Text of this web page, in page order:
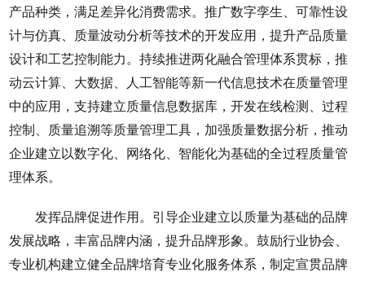
产品种类，满足差异化消费需求。推广数字孪生、可靠性设
计与仿真、质量波动分析等技术的开发应用，提升产品质量
设计和工艺控制能力。持续推进两化融合管理体系贯标，推
动云计算、大数据、人工智能等新一代信息技术在质量管理
中的应用，支持建立质量信息数据库，开发在线检测、过程
控制、质量追溯等质量管理工具，加强质量数据分析，推动
企业建立以数字化、网络化、智能化为基础的全过程质量管
理体系。
发挥品牌促进作用。引导企业建立以质量为基础的品牌
发展战略，丰富品牌内涵，提升品牌形象。鼓励行业协会、
专业机构建立健全品牌培育专业化服务体系，制定宣贯品牌